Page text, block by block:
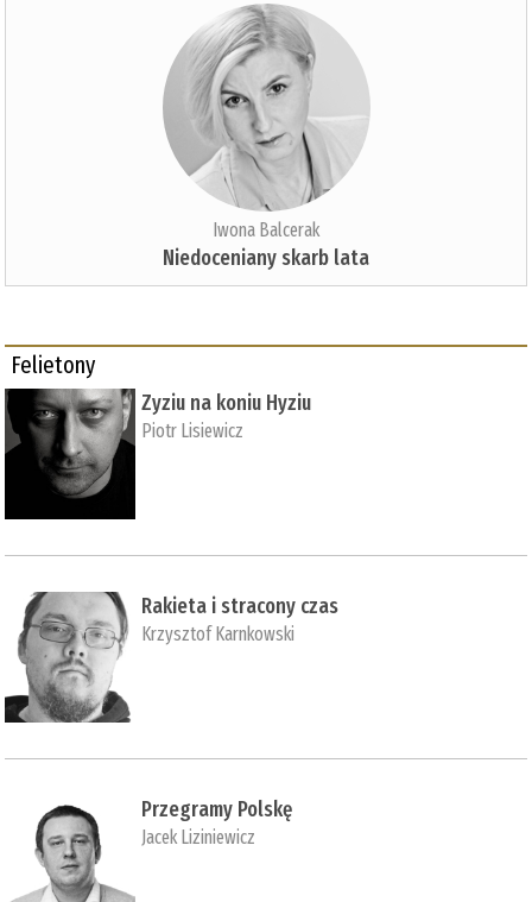
Iwona Balcerak
Niedoceniany skarb lata
Felietony
Zyziu na koniu Hyziu
Piotr Lisiewicz
Rakieta i stracony czas
Krzysztof Karnkowski
Przegramy Polskę
Jacek Liziniewicz